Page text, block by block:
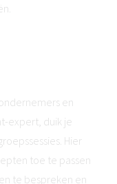
en
expert, duik je
Hier
toe te passen
te bespreken en